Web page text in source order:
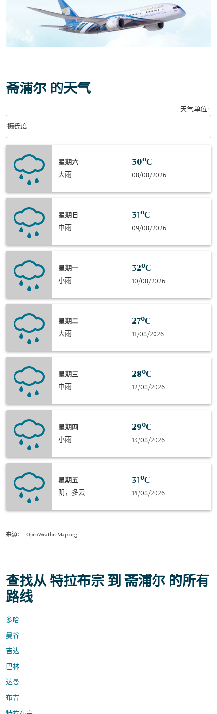
斋浦尔 的天气
天气单位:
Weather unit option 摄氏度 Selected
摄氏度
keyboard_arrow_down
星期六
大雨
30°C
08/08/2026
星期日
中雨
31°C
09/08/2026
星期一
小雨
32°C
10/08/2026
星期二
大雨
27°C
11/08/2026
星期三
中雨
28°C
12/08/2026
星期四
小雨
29°C
13/08/2026
星期五
阴，多云
31°C
14/08/2026
来源： : OpenWeatherMap.org
查找从 特拉布宗 到 斋浦尔 的所有
路线
多哈
曼谷
吉达
巴林
达曼
布吉